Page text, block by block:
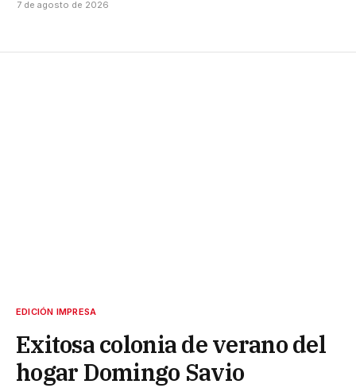
7 de agosto de 2026
EDICIÓN IMPRESA
Exitosa colonia de verano del
hogar Domingo Savio